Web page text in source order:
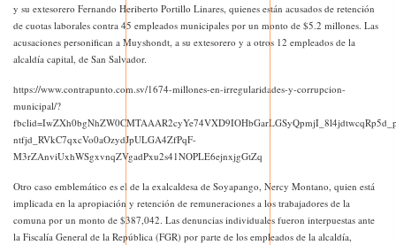
y su extesorero Fernando Heriberto Portillo Linares, quienes están acusados de retención
de cuotas laborales contra 45 empleados municipales por un monto de $5.2 millones. Las
acusaciones personifican a Muyshondt, a su extesorero y a otros 12 empleados de la
alcaldía capital, de San Salvador.
https://www.contrapunto.com.sv/1674-millones-en-irregularidades-y-corrupcion-
municipal/?
ntfjd_RVkC7qxcVo0aOzydJpULGA4ZfPqF-
M3rZAnviUxhWSgxvnqZVgadPxu2s41NOPLE6ejnxjgGtZq
Otro caso emblemático es el de la exalcaldesa de Soyapango, Nercy Montano, quien está
implicada en la apropiación y retención de remuneraciones a los trabajadores de la
comuna por un monto de $387,042. Las denuncias individuales fueron interpuestas ante
la Fiscalía General de la República (FGR) por parte de los empleados de la alcaldía,